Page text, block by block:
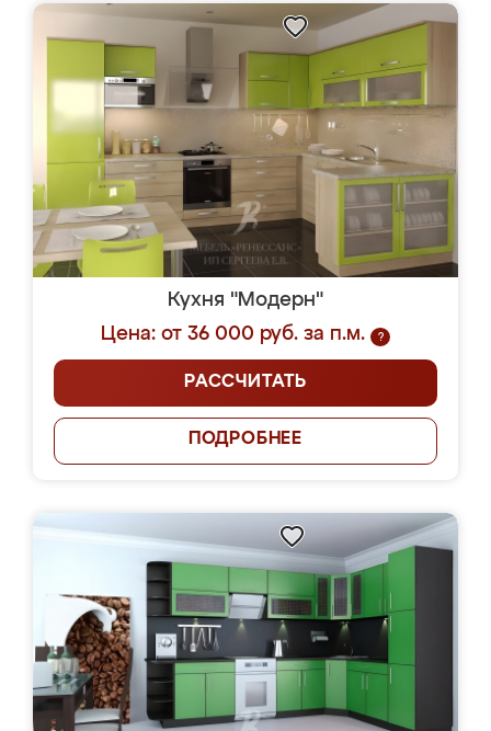
Кухня "Модерн"
Цена: от 36 000 руб. за п.м.
?
РАССЧИТАТЬ
ПОДРОБНЕЕ